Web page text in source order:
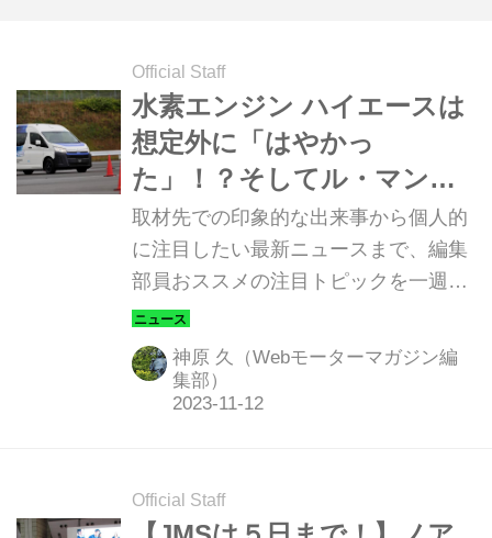
Official Staff
水素エンジン ハイエースは
想定外に「はやかっ
た」！？そしてル・マン優
勝マシン、ゲットに挑戦
【週刊スタッフブログ】
取材先での印象的な出来事から個人的
に注目したい最新ニュースまで、編集
部員おススメの注目トピックを一週間
分、まとめてご紹介する新コーナー。
第1回は引き続き、Webモーターマガ
ジン編集部でもっとも落ち着きがない
と言われる編集委員 神原が富士スピー
神原 久（Webモーターマガジン編
集部）
Official Staff